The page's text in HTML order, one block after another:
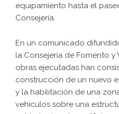
equipamiento hasta el
Consejería.
En un comunicado
la Consejería de Fomento y
obras ejecutadas han
construcción de un nuevo
y la habilitación de una
vehículos sobre una